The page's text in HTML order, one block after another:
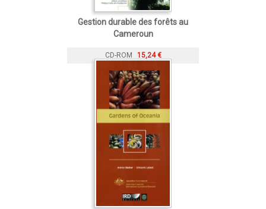
Gestion durable des forêts au
Cameroun
CD-ROM 15,24 €